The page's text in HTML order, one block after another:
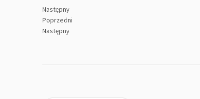
Następny
Poprzedni
Następny